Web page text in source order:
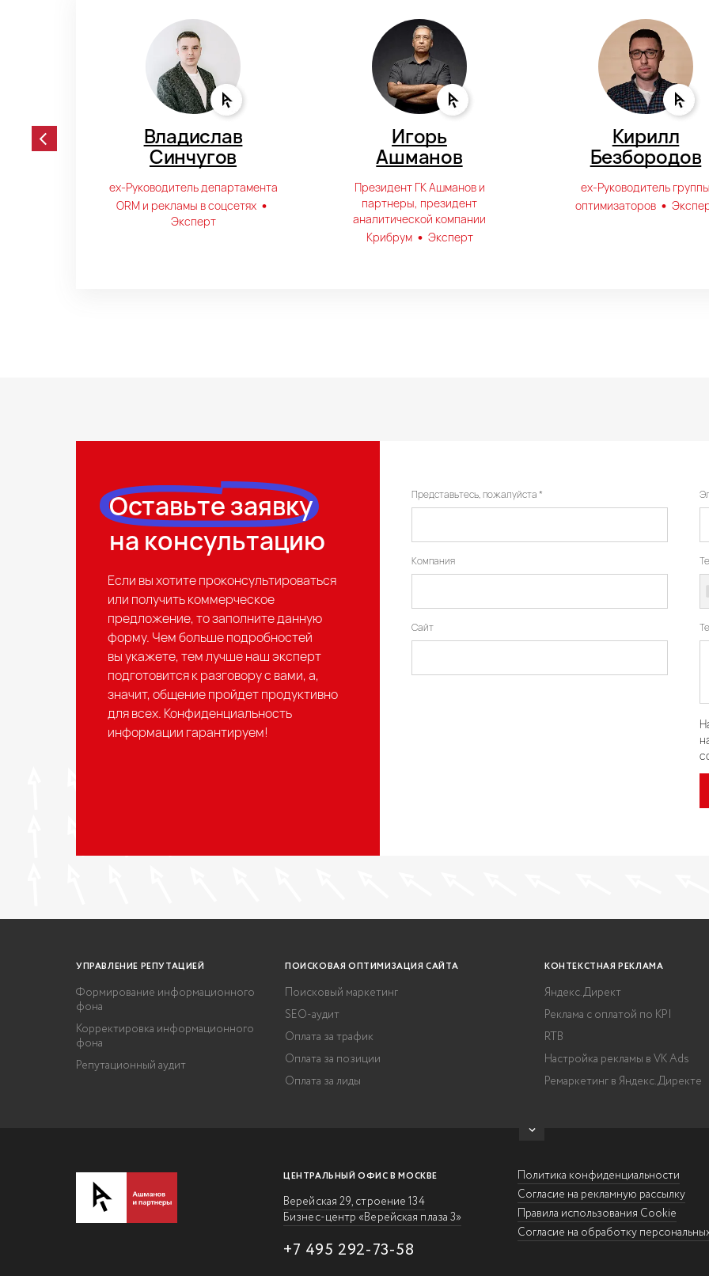
Владислав
Синчугов
еx-Руководитель департамента
ORM и рекламы в соцсетях •
Эксперт
Игорь
Ашманов
Президент ГК Ашманов и
партнеры, президент
аналитической компании
Крибрум • Эксперт
Кирилл
Безбородов
ех-Руководитель группы
оптимизаторов •
Оставьте заявку
на консультацию
Если вы хотите проконсультироваться
или получить коммерческое
предложение, то заполните данную
форму. Чем больше подробностей
вы укажете, тем лучше наш эксперт
подготовится к разговору с вами, а,
значит, общение пройдет продуктивно
для всех. Конфиденциальность
информации гарантируем!
Представьтесь, пожалуйста
Компания
Сайт
УПРАВЛЕНИЕ РЕПУТАЦИЕЙ
Формирование информационного
фона
Корректировка информационного
фона
Репутационный аудит
ПОИСКОВАЯ ОПТИМИЗАЦИЯ САЙТА
Поисковый маркетинг
SEO-аудит
Оплата за трафик
Оплата за позиции
Оплата за лиды
КОНТЕКСТНАЯ РЕКЛАМА
Яндекс.Директ
Реклама с оплатой по KPI
RTB
Настройка рекламы в VK Ads
Ремаркетинг в Яндекс.Директе
ЦЕНТРАЛЬНЫЙ ОФИС В МОСКВЕ
Верейская 29, строение 134
Бизнес-центр «Верейская плаза 3»
+7 495 292-73-58
Политика конфиденциальности
Согласие на рекламную рассылку
Правила использования Cookie
Согласие на обработку